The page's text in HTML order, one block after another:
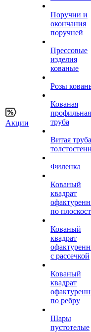
Акции
Поручни и
окончания
поручней
Прессовые
изделия
кованые
Розы
Кованая
профильная
труба
Витая труба
Филенка
Кованый
квадрат
по
Кованый
квадрат
с рассечкой
Кованый
квадрат
по ребру
Шары
пустотелые